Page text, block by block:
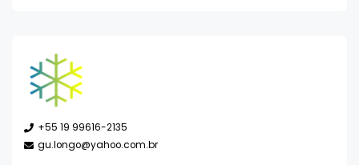
+55 19 99616-2135
gu.longo@yahoo.com.br